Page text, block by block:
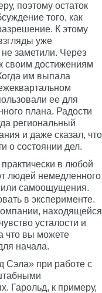
поэтому остаток
того, как
К этому
уже
заметили. Через
своим достижениям
им выпала
ее для
плана. Радости
региональный
и даже сказал, что
о состоянии дел.
в любой
людей немедленного
или самоощущения.
в эксперименте.
находящейся
усталости и
что вы можете
начала.
Сэла» при работе с
Гарольд, к примеру,